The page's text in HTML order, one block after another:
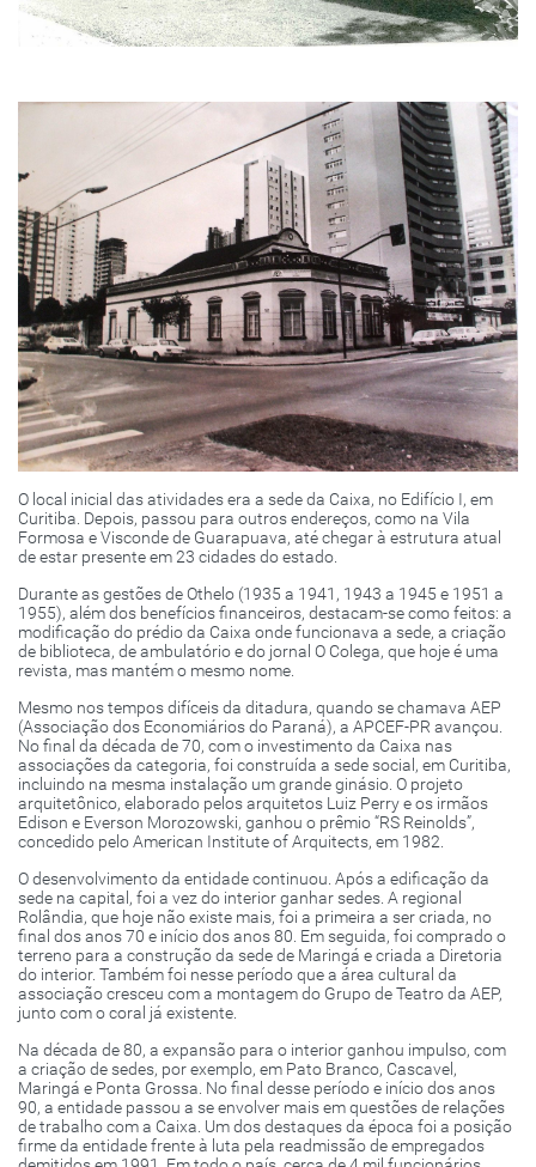
O local inicial das atividades era a sede da Caixa, no Edifício I, em
Curitiba. Depois, passou para outros endereços, como na Vila
Formosa e Visconde de Guarapuava, até chegar à estrutura atual
de estar presente em 23 cidades do estado.
Durante as gestões de Othelo (1935 a 1941, 1943 a 1945 e 1951 a
1955), além dos benefícios financeiros, destacam-se como feitos: a
modificação do prédio da Caixa onde funcionava a sede, a criação
de biblioteca, de ambulatório e do jornal O Colega, que hoje é uma
revista, mas mantém o mesmo nome.
Mesmo nos tempos difíceis da ditadura, quando se chamava AEP
(Associação dos Economiários do Paraná), a APCEF-PR avançou.
No final da década de 70, com o investimento da Caixa nas
associações da categoria, foi construída a sede social, em Curitiba,
incluindo na mesma instalação um grande ginásio. O projeto
arquitetônico, elaborado pelos arquitetos Luiz Perry e os irmãos
Edison e Everson Morozowski, ganhou o prêmio “RS Reinolds”,
concedido pelo American Institute of Arquitects, em 1982.
O desenvolvimento da entidade continuou. Após a edificação da
sede na capital, foi a vez do interior ganhar sedes. A regional
Rolândia, que hoje não existe mais, foi a primeira a ser criada, no
final dos anos 70 e início dos anos 80. Em seguida, foi comprado o
terreno para a construção da sede de Maringá e criada a Diretoria
do interior. Também foi nesse período que a área cultural da
associação cresceu com a montagem do Grupo de Teatro da AEP,
junto com o coral já existente.
Na década de 80, a expansão para o interior ganhou impulso, com
a criação de sedes, por exemplo, em Pato Branco, Cascavel,
Maringá e Ponta Grossa. No final desse período e início dos anos
90, a entidade passou a se envolver mais em questões de relações
de trabalho com a Caixa. Um dos destaques da época foi a posição
firme da entidade frente à luta pela readmissão de empregados